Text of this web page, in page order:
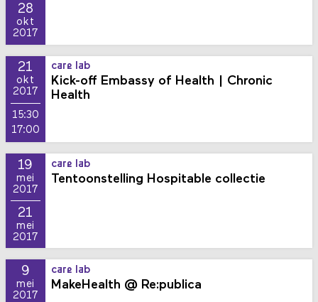
28
okt
2017
21
okt
2017
15:30
17:00
care lab
Kick-off Embassy of Health | Chronic
Health
19
mei
2017
21
mei
2017
care lab
Tentoonstelling Hospitable collectie
9
mei
2017
care lab
MakeHealth @ Re:publica